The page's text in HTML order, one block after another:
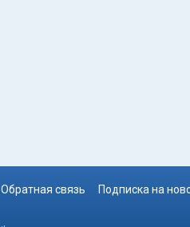
Обратная связь Подписка на